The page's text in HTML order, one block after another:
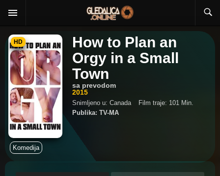
HD
How to Plan an
Orgy in a Small
Town
sa prevodom
2015
Snimljeno u: Canada
Film traje: 101 Min.
Publika: TV-MA
Komedija